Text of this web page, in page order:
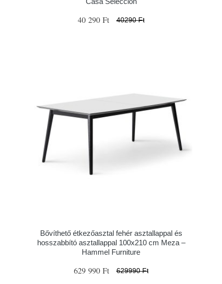
40 290 Ft 40290 Ft
Bővíthető étkezőasztal fehér asztallappal és
hosszabbító asztallappal 100x210 cm Meza –
Hammel Furniture
629 990 Ft 629990 Ft